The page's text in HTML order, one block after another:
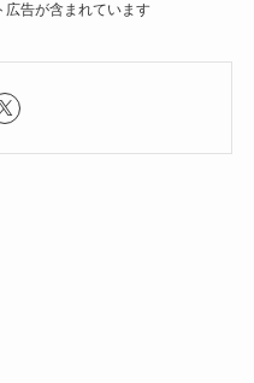
広告が含まれています